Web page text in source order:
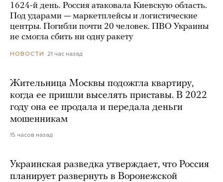
1624-й день. Россия атаковала Киевскую область.
Под ударами — маркетплейсы и логистические
центры. Погибли почти 20 человек. ПВО Украины
не смогла сбить ни одну ракету
НОВОСТИ 21 час назад
Жительница Москвы подожгла квартиру,
когда ее пришли выселять приставы. В 2022
году она ее продала и передала деньги
мошенникам
15 часов назад
Украинская разведка утверждает, что Россия
планирует развернуть в Воронежской